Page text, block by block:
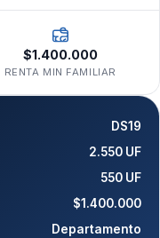
$1.400.000
RENTA MIN FAMILIAR
DS19
2.550 UF
550 UF
$1.400.000
Departamento